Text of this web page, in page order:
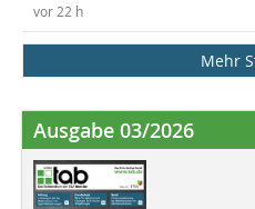
vor 22 h
Mehr
Ausgabe 03/2026